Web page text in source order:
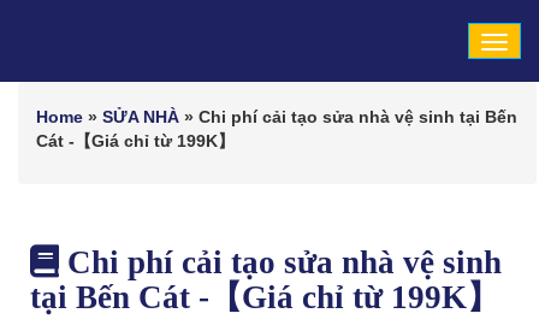
Home » SỬA NHÀ » Chi phí cải tạo sửa nhà vệ sinh tại Bến
Cát -【Giá chỉ từ 199K】
Chi phí cải tạo sửa nhà vệ sinh
tại Bến Cát -【Giá chỉ từ 199K】